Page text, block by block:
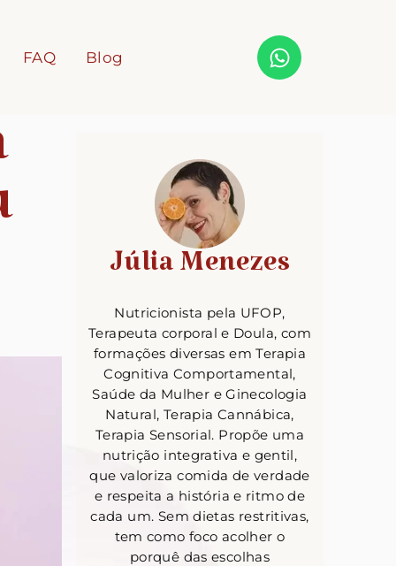
FAQ Blog
Júlia Menezes
Nutricionista pela UFOP,
Terapeuta corporal e Doula, com
formações diversas em Terapia
Cognitiva Comportamental,
Saúde da Mulher e Ginecologia
Natural, Terapia Cannábica,
Terapia Sensorial. Propõe uma
nutrição integrativa e gentil,
que valoriza comida de verdade
e respeita a história e ritmo de
cada um. Sem dietas restritivas,
tem como foco acolher o
porquê das escolhas